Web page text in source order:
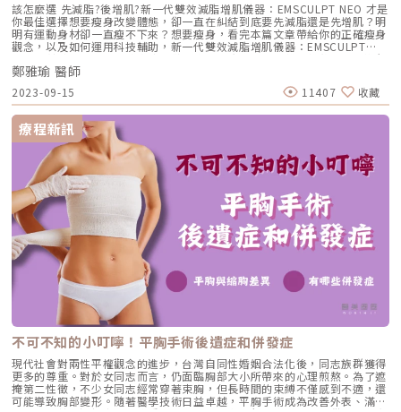
該怎麼選 先減脂?後增肌?新一代雙效減脂增肌儀器：EMSCULPT NEO 才是
你最佳選擇想要瘦身改變體態，卻一直在糾結到底要先減脂還是先增肌？明
明有運動身材卻一直瘦不下來？想要瘦身，看完本篇文章帶給你的正確瘦身
觀念，以及如何運用科技輔助，新一代雙效減脂增肌儀器：EMSCULPT
NEO來輔助雕塑體態。瘦身都只做半套，減脂增肌不是誰先誰後，同時進行
才有效！三十歲後不只膠原蛋白開始流失，基礎代謝率也會下降，肌肉也會
以每年1%的速度流失，造成脂肪囤積的問題，男生脂肪容易囤積在上半身
（腹部、胸部等部位），而女性則是容易囤積在下半身（腰、臀等部位），
加上缺乏運動使肌肉量減少，基礎代謝率下降的更快，脂肪囤積的速度就會
更快，體態顯得臃腫。正確瘦身觀念飲食控制除了避免高油炸高熱量的飲食
外，減肥期間千萬不要極端節食，均衡飲食並且多攝取高蛋白食物，有利於
肌肉生長及修復，像是：雞胸肉、魚肉、雞蛋、豆腐、豆漿，或是透過保健
食品如：高蛋白粉、維他命B、維他命C來補充蛋白質。有氧運動減脂有氧
運動包括：跑步、游泳、有氧舞蹈、拳擊等，除了能消耗熱量達到減脂效
果，也能提升心肺功能及刺激大腦分泌腦內啡來放鬆心情。重訓肌力訓練重
訓屬於高強度的運動，除了能增強肌肉外，重訓時會運用到全身肌肉，比起
有氧運動能消耗更多的熱量，有助於減脂。自我運動需要長時間的維持，且
重訓過量會消耗到肌肉，搭配有氧運動可以維持心肺效率，與重訓相輔相
成。EMSCULPT NEO 減脂增肌高效率鍛鍊體態來自英國大廠BTL的
Emsculpt Neo，是非侵入式的減脂增肌體雕儀器，同步Synchronized
RF減脂電波，運用45度的舒適熱能，不僅可讓肌肉暖身，同時使脂肪細胞
凋亡，減去厚重的脂肪，讓增肌效果更好。透過HIFEM+高強度聚焦磁能技
術，精準誘發目標運動神經，使目標肌群在30分鐘療程內超極限收縮，模擬
高強度的肌肉運動狀態，刺激肌纖維體積增大並增加數量，緊實體態，達到
自主運動無法達成的高效率鍛鍊肌肉效果。比起其他體雕儀器減脂、增肌要
進行不同療程，EMSCULPT NEO雙科技HIFEM+以及Synchronized RF減脂
電波，減脂、增肌、緊塑多效合一，一機即可達到多種體雕儀器的效果，
CP值相當高，此外EMSCULPT NEO擁有美國FDA、歐盟CE及台灣TFDA多
重認證，無侵入性、無恢復期，安全性以及效果受到認可︒初樂極致美學診
所鄭雅瑜醫師進一步說明EMSCULPT NEO與冷凍減脂及鳳凰電波的差異。
與冷凍減脂的差異市面上的冷凍減脂原理是運用真空壓力及低溫，使脂肪細
胞凋亡後自然代謝，需另外配合增肌減緊實的體雕儀器，療程中會有強烈的
鄭雅瑜 醫師
2023-09-15 11407 收藏
療程新訊
不可不知的小叮嚀！平胸手術後遺症和併發症
現代社會對兩性平權觀念的進步，台灣自同性婚姻合法化後，同志族群獲得
更多的尊重。對於女同志而言，仍面臨胸部大小所帶來的心理煎熬。為了遮
掩第二性徵，不少女同志經常穿著束胸，但長時間的束縛不僅感到不適，還
可能導致胸部變形。隨著醫學技術日益卓越，平胸手術成為改善外表、滿足